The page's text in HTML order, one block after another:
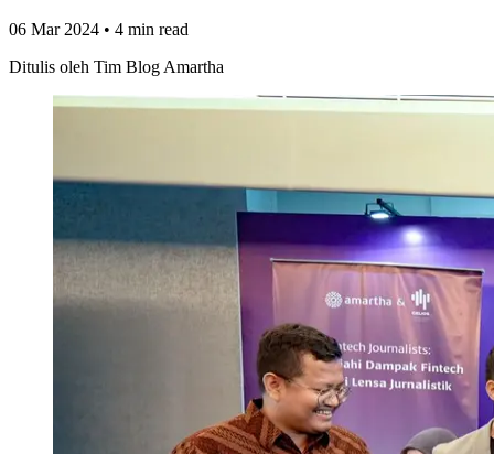
06 Mar 2024 • 4 min read
Ditulis oleh Tim Blog Amartha